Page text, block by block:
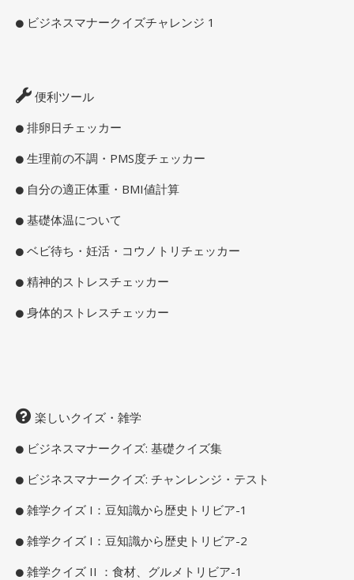
ビジネスマナークイズチャレンジ 1
便利ツール
排卵日チェッカー
生理前の不調・PMS度チェッカー
自分の適正体重・BMI値計算
基礎体温について
ベビ待ち・妊活・コウノトリチェッカー
精神的ストレスチェッカー
身体的ストレスチェッカー
楽しいクイズ・雑学
ビジネスマナークイズ: 基礎クイズ集
ビジネスマナークイズ: チャンレンジ・テスト
雑学クイズ I：豆知識から歴史トリビア-1
雑学クイズ I：豆知識から歴史トリビア-2
雑学クイズ II ：食材、グルメトリビア-1